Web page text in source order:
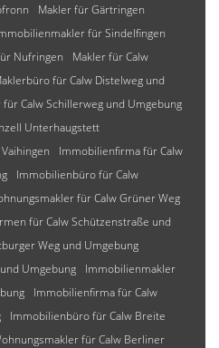
Makler für Gärtringen
für Sindelfingen
Nufringen
Makler für Calw
für Calw Distelweg und
Calw Schillerweg und Umgebung
Unterhaugstett
Immobilienfirma für Calw
Immobilienbüro für Calw
für Calw Grüner Weg
für Calw Schützenstraße und
Weg und Umgebung
Umgebung
Immobilienmakler
Immobilienfirma für Calw
Immobilienbüro für Calw Breite
für Calw Berliner